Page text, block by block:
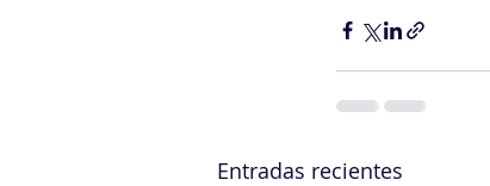
Entradas recientes